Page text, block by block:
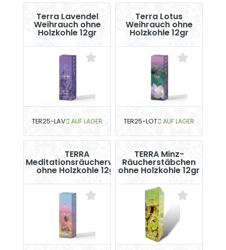
Terra Lavendel
Weihrauch ohne
Holzkohle 12gr
TER25-LAV AUF LAGER
Terra Lotus
Weihrauch ohne
Holzkohle 12gr
TER25-LOT AUF LAGER
TERRA
Meditationsräucherwerk
ohne Holzkohle 12gr
TERRA Minz-
Räucherstäbchen
ohne Holzkohle 12gr